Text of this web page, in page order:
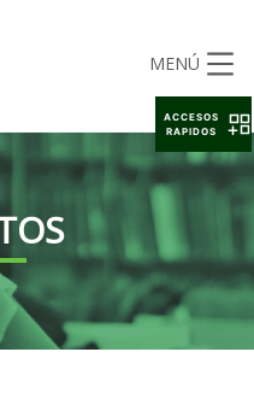
MENÚ
ACCESOS
RAPIDOS